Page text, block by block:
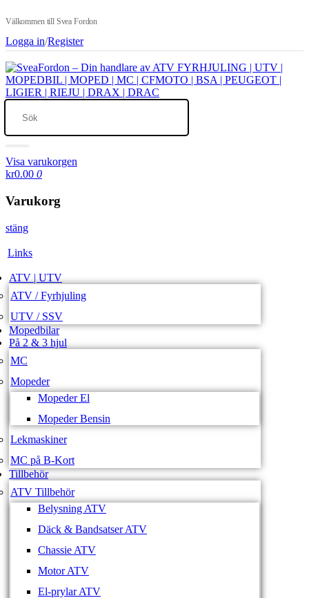
Välkommen till Svea Fordon
Logga in/Register
Visa varukorgen
kr0.00 0
Varukorg
stäng
Links
ATV | UTV
ATV / Fyrhjuling
UTV / SSV
Mopedbilar
På 2 & 3 hjul
MC
Mopeder
Mopeder El
Mopeder Bensin
Lekmaskiner
MC på B-Kort
Tillbehör
ATV Tillbehör
Belysning ATV
Däck & Bandsatser ATV
Chassie ATV
Motor ATV
El-prylar ATV